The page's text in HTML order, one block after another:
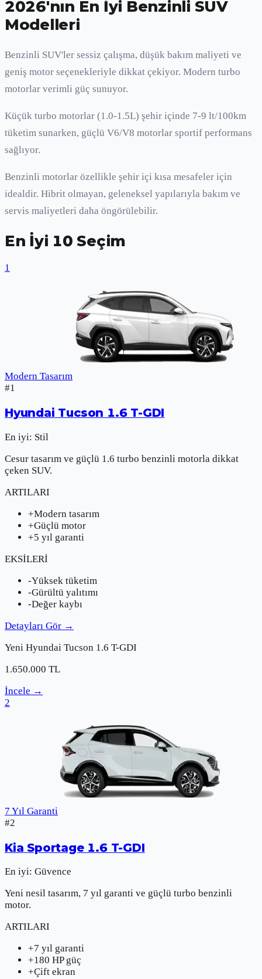
2026'nın En İyi Benzinli SUV
Modelleri
Benzinli SUV'ler sessiz çalışma, düşük bakım maliyeti ve
geniş motor seçenekleriyle dikkat çekiyor. Modern turbo
motorlar verimli güç sunuyor.
Küçük turbo motorlar (1.0-1.5L) şehir içinde 7-9 lt/100km
tüketim sunarken, güçlü V6/V8 motorlar sportif performans
sağlıyor.
Benzinli motorlar özellikle şehir içi kısa mesafeler için
idealdir. Hibrit olmayan, geleneksel yapılarıyla bakım ve
servis maliyetleri daha öngörülebilir.
En İyi 10 Seçim
1
Modern Tasarım
#1
Hyundai Tucson 1.6 T-GDI
En iyi: Stil
Cesur tasarım ve güçlü 1.6 turbo benzinli motorla dikkat
çeken SUV.
ARTILARI
+Modern tasarım
+Güçlü motor
+5 yıl garanti
EKSİLERİ
-Yüksek tüketim
-Gürültü yalıtımı
-Değer kaybı
Detayları Gör →
Yeni Hyundai Tucson 1.6 T-GDI
1.650.000 TL
İncele →
2
7 Yıl Garanti
#2
Kia Sportage 1.6 T-GDI
En iyi: Güvence
Yeni nesil tasarım, 7 yıl garanti ve güçlü turbo benzinli
motor.
ARTILARI
+7 yıl garanti
+180 HP güç
+Çift ekran